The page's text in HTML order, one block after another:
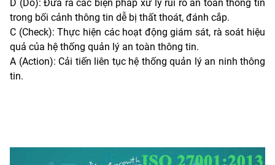
D (Do): Đưa ra các biện pháp xử lý rủi ro an toàn thông tin
trong bối cảnh thông tin dễ bị thất thoát, đánh cắp.
C (Check): Thực hiện các hoạt động giám sát, rà soát hiệu
quả của hệ thống quản lý an toàn thông tin.
A (Action): Cải tiến liên tục hệ thống quản lý an ninh thông
tin.